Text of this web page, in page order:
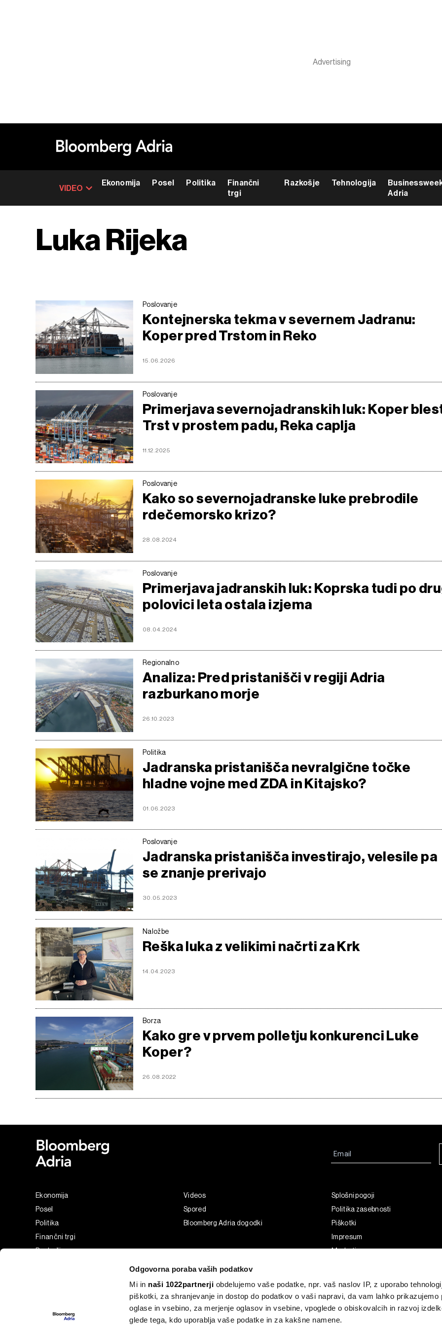
Odgovorna poraba vaših podatkov
Mi in naši 1022partnerji obdelujemo vaše podatke, npr. vaš naslov IP, z uporabo
piškotki, za shranjevanje in dostop do podatkov o vaši napravi, da vam lahko prikazujemo
oglase in vsebino, za merjenje oglasov in vsebine, vpoglede o obiskovalcih in razvoj
glede tega, kdo uporablja vaše podatke in za kakšne namene.
VIDEO
Ekonomija Posel Politika
Finančni
trgi
Razkošje Tehnologija
Adria
Luka Rijeka
Poslovanje
Kontejnerska tekma v severnem Jadranu:
Koper pred Trstom in Reko
15.06.2026
Poslovanje
Primerjava severnojadranskih luk: Koper
Trst v prostem padu, Reka caplja
11.12.2025
Poslovanje
Kako so severnojadranske luke prebrodile
rdečemorsko krizo?
28.08.2024
Poslovanje
Primerjava jadranskih luk: Koprska tudi po
polovici leta ostala izjema
08.04.2024
Regionalno
Analiza: Pred pristanišči v regiji Adria
razburkano morje
26.10.2023
Politika
Jadranska pristanišča nevralgične točke
hladne vojne med ZDA in Kitajsko?
01.06.2023
Poslovanje
Jadranska pristanišča investirajo, velesile pa
se znanje prerivajo
30.05.2023
Naložbe
Reška luka z velikimi načrti za Krk
14.04.2023
Borza
Kako gre v prvem polletju konkurenci Luke
Koper?
26.08.2022
Ekonomija
Posel
Politika
Finančni trgi
Razkošje
Adria Insight
Videos
Spored
Bloomberg Adria dogodki
Splošni pogoji
Politika zasebnosti
Piškotki
Impresum
Marketing